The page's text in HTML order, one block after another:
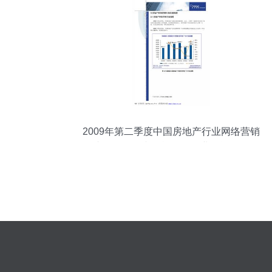
2009年第二季度中国房地产行业网络营销